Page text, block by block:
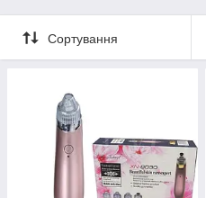
Сортування